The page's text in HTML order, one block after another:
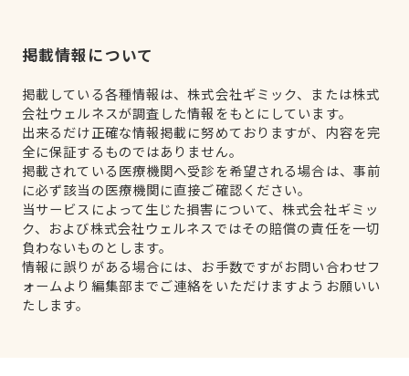
掲載情報について
掲載している各種情報は、株式会社ギミック、または株式
会社ウェルネスが調査した情報をもとにしています。
出来るだけ正確な情報掲載に努めておりますが、内容を完
全に保証するものではありません。
掲載されている医療機関へ受診を希望される場合は、事前
に必ず該当の医療機関に直接ご確認ください。
当サービスによって生じた損害について、株式会社ギミッ
ク、および株式会社ウェルネスではその賠償の責任を一切
負わないものとします。
情報に誤りがある場合には、お手数ですがお問い合わせフ
ォームより編集部までご連絡をいただけますようお願いい
たします。